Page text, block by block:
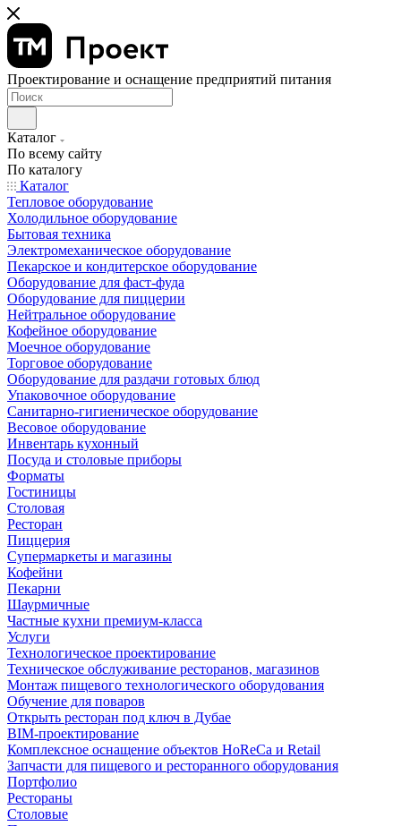
Проектирование и оснащение предприятий питания
Каталог
По всему сайту
По каталогу
Каталог
Тепловое оборудование
Холодильное оборудование
Бытовая техника
Электромеханическое оборудование
Пекарское и кондитерское оборудование
Оборудование для фаст-фуда
Оборудование для пиццерии
Нейтральное оборудование
Кофейное оборудование
Моечное оборудование
Торговое оборудование
Оборудование для раздачи готовых блюд
Упаковочное оборудование
Санитарно-гигиеническое оборудование
Весовое оборудование
Инвентарь кухонный
Посуда и столовые приборы
Форматы
Гостиницы
Столовая
Ресторан
Пиццерия
Супермаркеты и магазины
Кофейни
Пекарни
Шаурмичные
Частные кухни премиум-класса
Услуги
Технологическое проектирование
Техническое обслуживание ресторанов, магазинов
Монтаж пищевого технологического оборудования
Обучение для поваров
Открыть ресторан под ключ в Дубае
BIM-проектирование
Комплексное оснащение объектов HoReCa и Retail
Запчасти для пищевого и ресторанного оборудования
Портфолио
Рестораны
Столовые